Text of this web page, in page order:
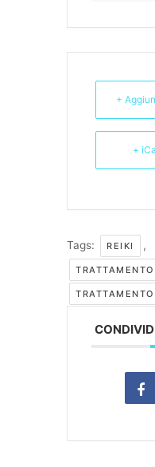
+
+
Tags: REIKI ,